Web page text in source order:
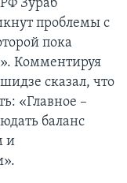
Зураб
проблемы с
пока
Комментируя
сказал, что
«Главное –
баланс
и